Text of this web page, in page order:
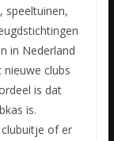
speeltuinen,
in Nederland
clubs
is dat
is.
of er